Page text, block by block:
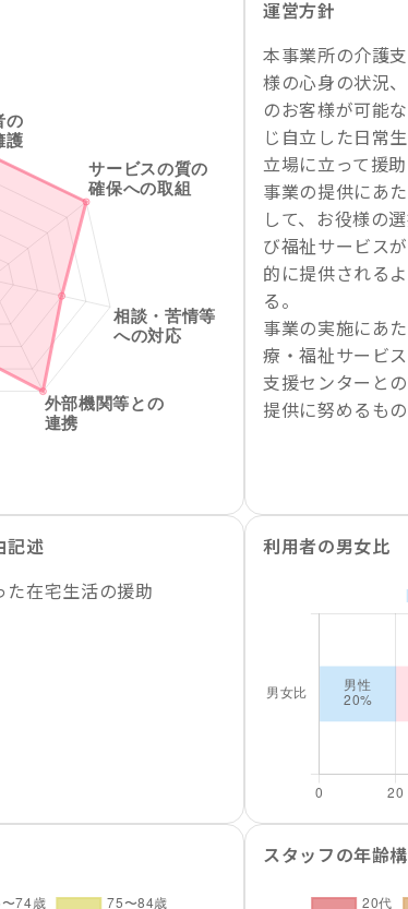
運営方針
本事業所の介護
様の心身の状況
のお客様が可能
じ自立した日常
立場に立って援助
事業の提供にあ
して、お役様の
び福祉サービス
的に提供される
る。
事業の実施にあ
療・福祉サービ
支援センターと
提供に努めるもの
記述
た在宅生活の援助
利用者の男女比
スタッフの年齢